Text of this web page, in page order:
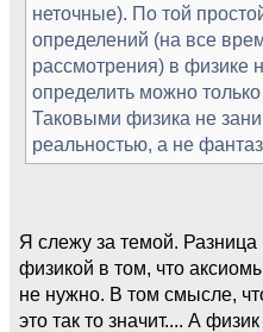
неточные). По той
определений (на все
рассмотрения) в
определить можно
Таковыми физика не
реальностью, а не
Я слежу за темой.
физикой в том, что
не нужно. В том смысле,
это так то значит.... А